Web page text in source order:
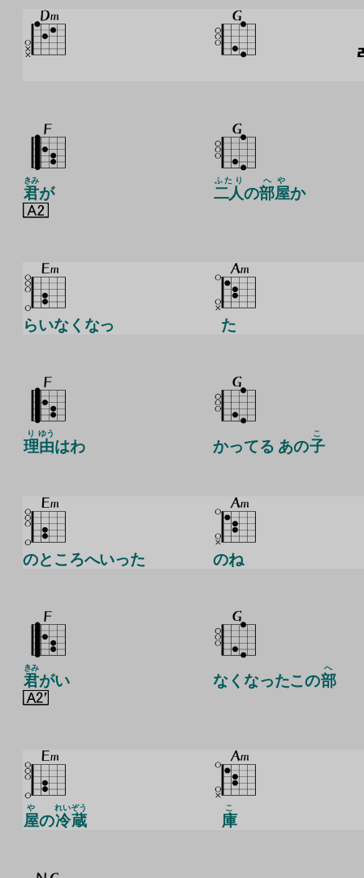
君
きみ
が 二人
ふたり
の部屋
へや
か
らいなくなっ た
理
り
由
ゆう
はわ かってる あの子
こ
のところへいった のね
君
きみ
がい なくなったこの部
へ
屋
や
の冷
れい
蔵
ぞう
庫
こ